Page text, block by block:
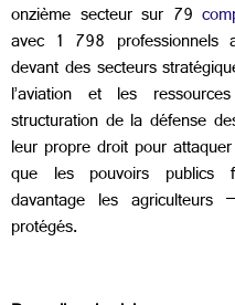
onzième secteur sur 79
avec 1 798 professionnels
devant des secteurs
l’aviation et les
structuration de la défense
leur propre droit pour
que les pouvoirs publics
davantage les
protégés.